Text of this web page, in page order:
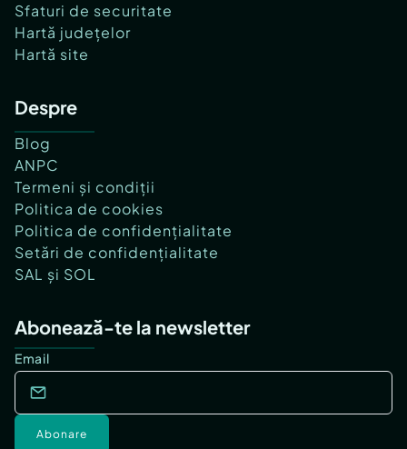
Sfaturi de securitate
Hartă județelor
Hartă site
Despre
Blog
ANPC
Termeni și condiții
Politica de cookies
Politica de confidențialitate
Setări de confidențialitate
SAL și SOL
Abonează-te la newsletter
Email
Abonare